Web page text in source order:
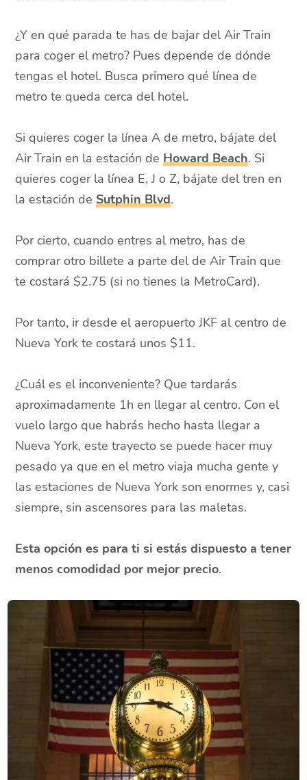
¿Y en qué parada te has de bajar del Air Train
para coger el metro? Pues depende de dónde
tengas el hotel. Busca primero qué línea de
metro te queda cerca del hotel.
Si quieres coger la línea A de metro, bájate del
Air Train en la estación deHoward Beach. Si
quieres coger la línea E, J o Z, bájate del tren en
la estación deSutphin Blvd.
Por cierto, cuando entres al metro, has de
comprar otro billete a parte del de Air Train que
te costará $2.75 (si no tienes la MetroCard).
Por tanto, ir desde el aeropuerto JKF al centro de
Nueva York te costará unos $11.
¿Cuál es el inconveniente? Que tardarás
aproximadamente 1h en llegar al centro. Con el
vuelo largo que habrás hecho hasta llegar a
Nueva York, este trayecto se puede hacer muy
pesado ya que en el metro viaja mucha gente y
las estaciones de Nueva York son enormes y, casi
siempre, sin ascensores para las maletas.
Esta opción es para ti si estás dispuesto a tener
menos comodidad por mejor precio.